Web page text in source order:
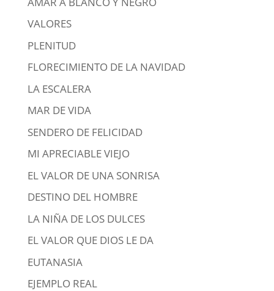
VALORES
PLENITUD
FLORECIMIENTO DE LA NAVIDAD
LA ESCALERA
MAR DE VIDA
SENDERO DE FELICIDAD
MI APRECIABLE VIEJO
EL VALOR DE UNA SONRISA
DESTINO DEL HOMBRE
LA NIÑA DE LOS DULCES
EL VALOR QUE DIOS LE DA
EUTANASIA
EJEMPLO REAL